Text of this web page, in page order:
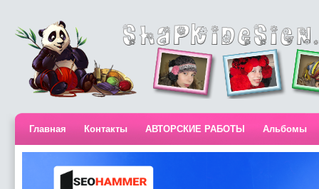
Главная Контакты АВТОРСКИЕ РАБОТЫ Альбомы